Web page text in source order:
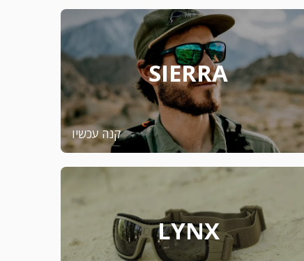
SIERRA
קנה עכשיו
LYNX